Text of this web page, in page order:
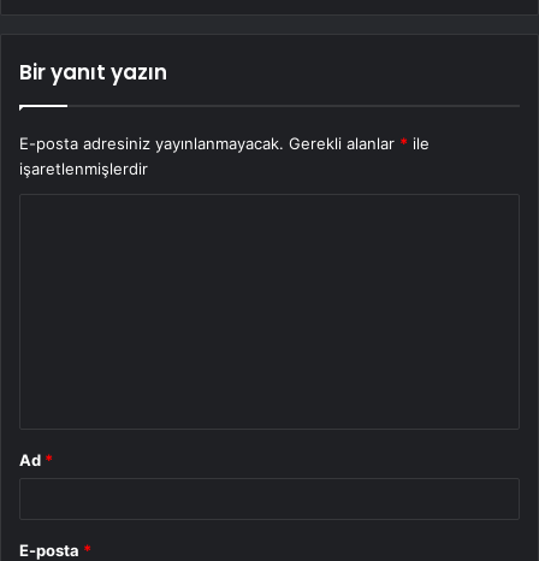
Bir yanıt yazın
E-posta adresiniz yayınlanmayacak. Gerekli alanlar * ile
işaretlenmişlerdir
Ad *
E-posta *